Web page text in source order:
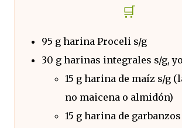
🛒
95 g harina Proceli s/g
30 g harinas integrales s/g,
15 g harina de maíz s/g
no maicena o almidón)
15 g harina de